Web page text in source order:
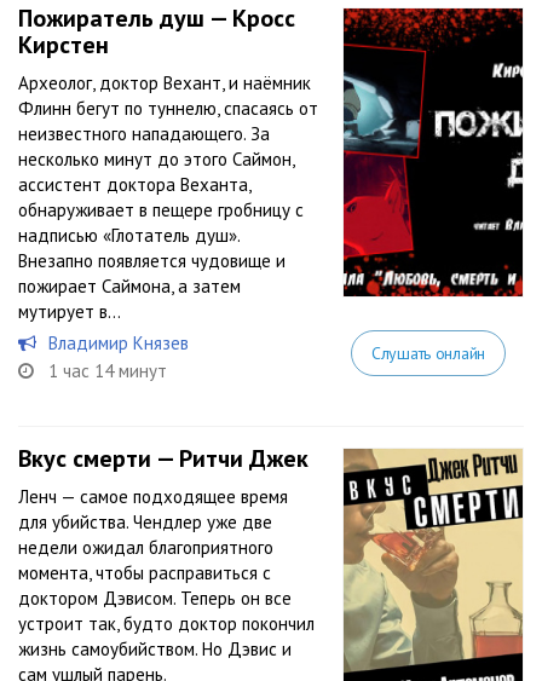
Пожиратель душ — Кросс
Кирстен
Археолог, доктор Вехант, и наёмник
Флинн бегут по туннелю, спасаясь от
неизвестного нападающего. За
несколько минут до этого Саймон,
ассистент доктора Веханта,
обнаруживает в пещере гробницу с
надписью «Глотатель душ».
Внезапно появляется чудовище и
пожирает Саймона, а затем
мутирует в...
Владимир Князев
1 час 14 минут
Слушать онлайн
Вкус смерти — Ритчи Джек
Ленч — самое подходящее время
для убийства. Чендлер уже две
недели ожидал благоприятного
момента, чтобы расправиться с
доктором Дэвисом. Теперь он все
устроит так, будто доктор покончил
жизнь самоубийством. Но Дэвис и
сам ушлый парень.